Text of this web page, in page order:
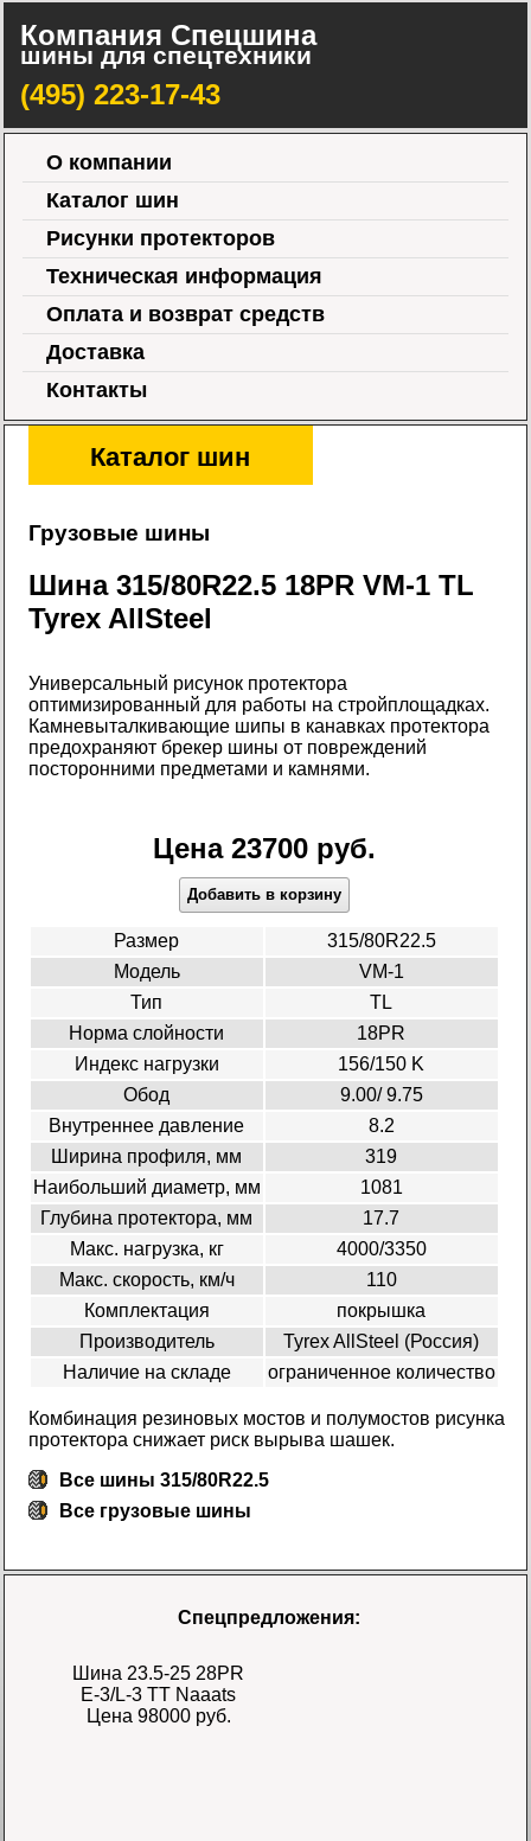
Компания Спецшина
шины для спецтехники
(495) 223-17-43
О компании
Каталог шин
Рисунки протекторов
Техническая информация
Оплата и возврат средств
Доставка
Контакты
Каталог шин
Грузовые шины
Шина 315/80R22.5 18PR VM-1 TL
Tyrex AllSteel
Универсальный рисунок протектора
оптимизированный для работы на стройплощадках.
Камневыталкивающие шипы в канавках протектора
предохраняют брекер шины от повреждений
посторонними предметами и камнями.
Цена 23700 руб.
Добавить в корзину
Размер
315/80R22.5
Модель
VM-1
Тип
TL
Норма слойности
18PR
Индекс нагрузки
156/150 K
Обод
9.00/ 9.75
Внутреннее давление
8.2
Ширина профиля, мм
319
Наибольший диаметр, мм
1081
Глубина протектора, мм
17.7
Макс. нагрузка, кг
4000/3350
Макс. скорость, км/ч
110
Комплектация
покрышка
Производитель
Tyrex AllSteel (Россия)
Наличие на складе
ограниченное количество
Комбинация резиновых мостов и полумостов рисунка
протектора снижает риск вырыва шашек.
Все шины 315/80R22.5
Все грузовые шины
Спецпредложения:
Шина 23.5-25 28PR
E-3/L-3 TT Naaats
Цена 98000 руб.